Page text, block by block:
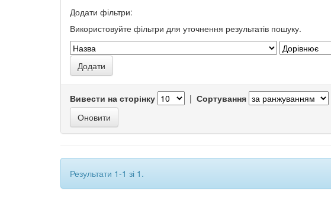
Додати фільтри:
Використовуйте фільтри для уточнення результатів пошуку.
Вивести на сторінку | Сортування
Результати 1-1 зі 1.